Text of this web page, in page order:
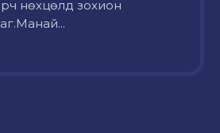
нөхцөлд зохион